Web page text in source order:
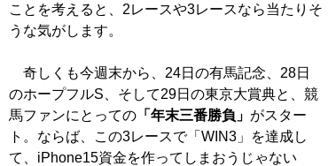
ことを考えると、2レースや3レースなら当たりそ
うな気がします。
奇しくも今週末から、24日の有馬記念、28日
のホープフルS、そして29日の東京大賞典と、競
馬ファンにとっての 「年末三番勝負」 がスター
ト。ならば、この3レースで「WIN3」を達成し
て、iPhone15資金を作ってしまおうじゃない